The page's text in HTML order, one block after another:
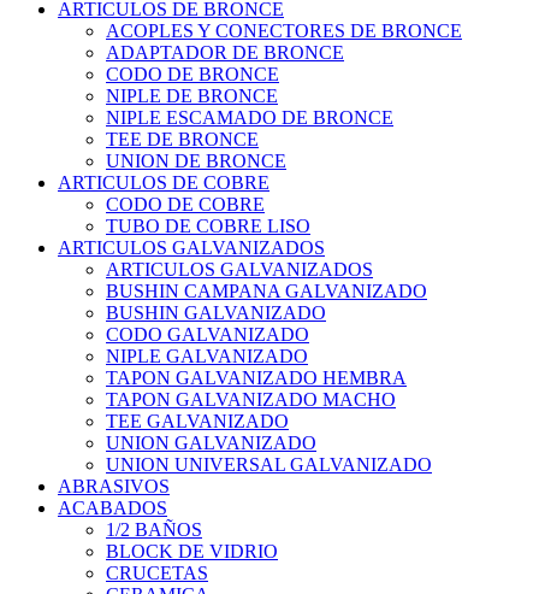
ARTICULOS DE BRONCE
ACOPLES Y CONECTORES DE BRONCE
ADAPTADOR DE BRONCE
CODO DE BRONCE
NIPLE DE BRONCE
NIPLE ESCAMADO DE BRONCE
TEE DE BRONCE
UNION DE BRONCE
ARTICULOS DE COBRE
CODO DE COBRE
TUBO DE COBRE LISO
ARTICULOS GALVANIZADOS
ARTICULOS GALVANIZADOS
BUSHIN CAMPANA GALVANIZADO
BUSHIN GALVANIZADO
CODO GALVANIZADO
NIPLE GALVANIZADO
TAPON GALVANIZADO HEMBRA
TAPON GALVANIZADO MACHO
TEE GALVANIZADO
UNION GALVANIZADO
UNION UNIVERSAL GALVANIZADO
ABRASIVOS
ACABADOS
1/2 BAÑOS
BLOCK DE VIDRIO
CRUCETAS